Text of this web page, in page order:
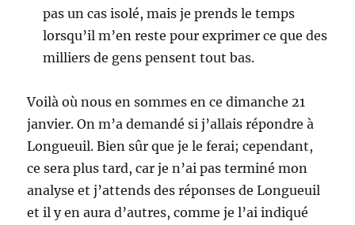
pas un cas isolé, mais je prends le temps
lorsqu’il m’en reste pour exprimer ce que des
milliers de gens pensent tout bas.
Voilà où nous en sommes en ce dimanche 21
janvier. On m’a demandé si j’allais répondre à
Longueuil. Bien sûr que je le ferai; cependant,
ce sera plus tard, car je n’ai pas terminé mon
analyse et j’attends des réponses de Longueuil
et il y en aura d’autres, comme je l’ai indiqué